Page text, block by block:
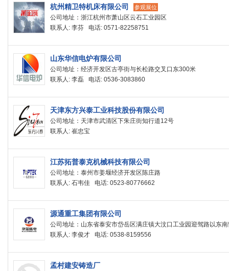
杭州精卫特机床有限公司 参观展位
公司地址：浙江杭州市萧山区云石工业园区
联系人: 李芬 电话: 0571-82258751
山东华信电炉有限公司
公司地址：经济开发区古亭街与长松路交叉口东300米
联系人: 李磊 电话: 0536-3083860
天津东方兴泰工业科技股份有限公司
公司地址：天津市武清区下朱庄街知行道12号
联系人: 崔忠宝
江苏拓普泰克机械科技有限公司
公司地址：泰州市姜堰经济开发区陈庄路
联系人: 石韦佳 电话: 0523-80776662
源通重工集团有限公司
公司地址：山东省泰安市岱岳区满庄镇大汶口工业园迎驾路以东
联系人: 李俊才 电话: 0538-8159556
孟村建安铸造厂